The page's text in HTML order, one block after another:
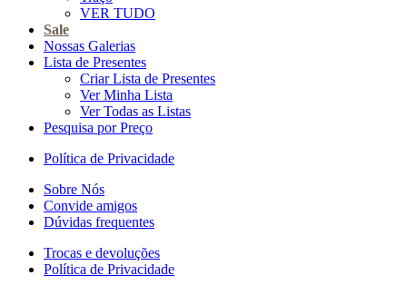
VER TUDO
Sale
Nossas Galerias
Lista de Presentes
Criar Lista de Presentes
Ver Minha Lista
Ver Todas as Listas
Pesquisa por Preço
Política de Privacidade
Sobre Nós
Convide amigos
Dúvidas frequentes
Trocas e devoluções
Política de Privacidade